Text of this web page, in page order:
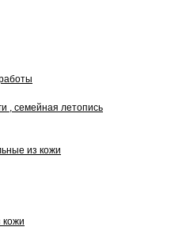
, семейная летопись
из кожи
кожи